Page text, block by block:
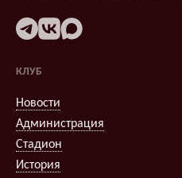
КЛУБ
Новости
Администрация
Стадион
История